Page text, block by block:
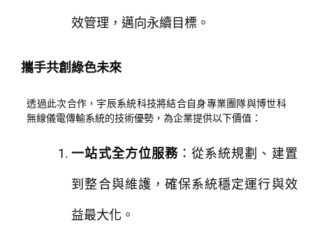
效管理，邁向永續目標。
攜手共創綠色未來
透過此次合作，宇辰系統科技將結合自身專業團隊與博世科
無線儀電傳輸系統的技術優勢，為企業提供以下價值：
一站式全方位服務 ：從系統規劃、建置
到整合與維護，確保系統穩定運行與效
益最大化。